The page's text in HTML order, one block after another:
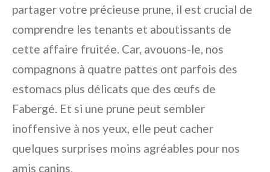
partager votre précieuse prune, il est crucial de
comprendre les tenants et aboutissants de
cette affaire fruitée. Car, avouons-le, nos
compagnons à quatre pattes ont parfois des
estomacs plus délicats que des œufs de
Fabergé. Et si une prune peut sembler
inoffensive à nos yeux, elle peut cacher
quelques surprises moins agréables pour nos
amis canins.